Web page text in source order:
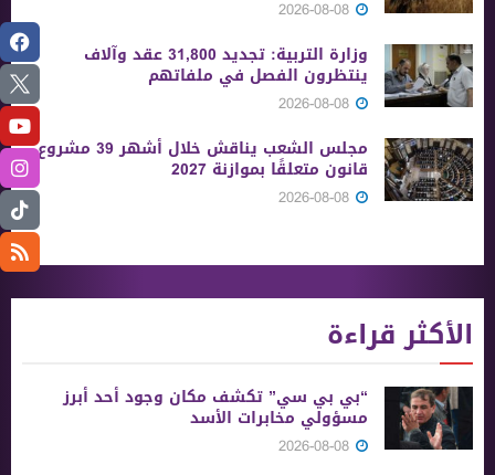
وزارة التربية: تجديد 31,800 عقد وآلاف
ينتظرون الفصل في ملفاتهم
مجلس الشعب يناقش خلال أشهر 39 مشروع
قانون متعلقًا بموازنة 2027
الأكثر قراءة
“بي بي سي” تكشف مكان وجود أحد أبرز
مسؤولي مخابرات الأسد